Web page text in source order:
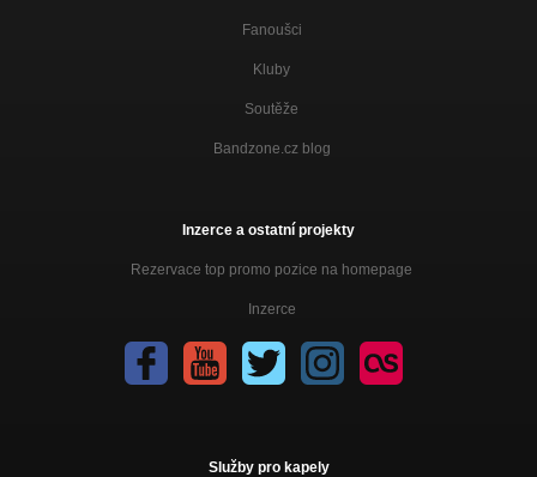
Fanoušci
Kluby
Soutěže
Bandzone.cz blog
Inzerce a ostatní projekty
Rezervace top promo pozice na homepage
Inzerce
Služby pro kapely